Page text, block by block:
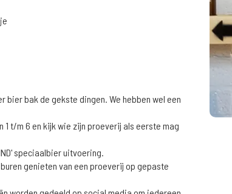
bak de gekste dingen. We hebben wel een
t/m 6 en kijk wie zijn proeverij als eerste mag
speciaalbier uitvoering.
genieten van een proeverij op gepaste